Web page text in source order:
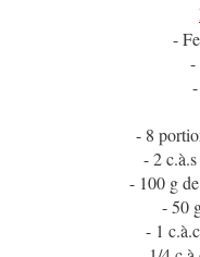
-
-
- 8
- 2
- 100 g
- 50
- 1